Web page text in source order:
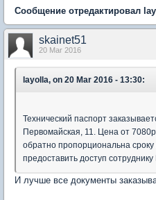
Сообщение отредактировал
skainet51
20 Mar 2016
layolla, on 20 Mar 2016 - 13:30:
Технический паспорт
Первомайская, 11. Цена от
обратно пропорциональна сроку
предоставить доступ сотруднику
И лучше все документы